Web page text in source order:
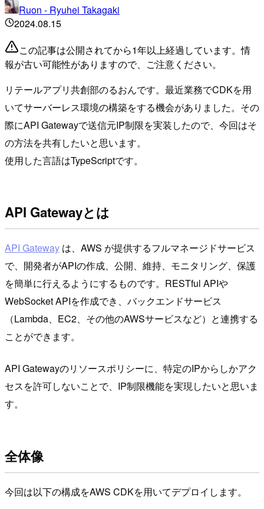
Ruon - Ryuhei Takagaki
2024.08.15
この記事は公開されてから1年以上経過しています。情
報が古い可能性がありますので、ご注意ください。
リテールアプリ共創部のるおんです。最近業務でCDKを用
いてサーバーレス環境の構築をする機会がありました。その
際にAPI Gatewayで送信元IP制限を実装したので、今回はそ
の方法を共有したいと思います。
使用した言語はTypeScriptです。
API Gatewayとは
API Gateway は、AWS が提供するフルマネージドサービス
で、開発者がAPIの作成、公開、維持、モニタリング、保護
を簡単に行えるようにするものです。RESTful APIや
WebSocket APIを作成でき、バックエンドサービス
（Lambda、EC2、その他のAWSサービスなど）と連携する
ことができます。
API Gatewayのリソースポリシーに、特定のIPからしかアク
セスを許可しないことで、IP制限機能を実現したいと思いま
す。
全体像
今回は以下の構成をAWS CDKを用いてデプロイします。